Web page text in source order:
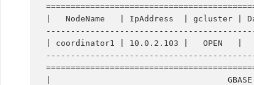
|   NodeName   | IpAddress  | gcluster |
| coordinator1 | 10.0.2.103 |   OPEN
|                                    GBASE